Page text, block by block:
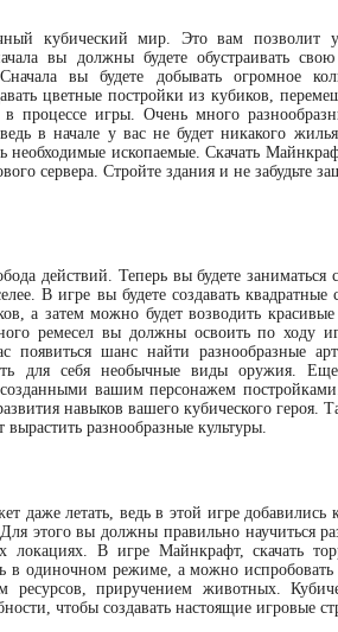
кубический мир. Это вам позволит
вы должны будете обустраивать
вы будете добывать огромное
цветные постройки из кубиков,
в процессе игры. Очень много
в начале у вас не будет никакого
необходимые ископаемые. Скачать
сервера. Стройте здания и не забудьте
действий. Теперь вы будете заниматься
В игре вы будете создавать
а затем можно будет возводить
ремесел вы должны освоить по ходу
появиться шанс найти разнообразные
для себя необычные виды оружия.
вашим персонажем
навыков вашего кубического
разнообразные культуры.
даже летать, ведь в этой игре
этого вы должны правильно научиться
локациях. В игре Майнкрафт, скачать
в одиночном режиме, а можно
ресурсов, приручением животных.
чтобы создавать настоящие игровые